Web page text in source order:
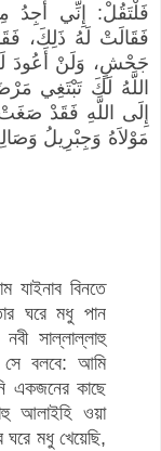
فَلْتَقُلْ: إِنِّي أَجِدُ
فَقَالَتْ لَهُ ذَلِكَ،
جَحْشٍ، وَلَنْ أَعُودَ
اللَّهُ لَكَ تَبْتَغِي
إِلَى اللَّهِ فَقَدْ
مَوْلاَهُ وَجِبْرِيلُ
যাইনাব বিনতে
ঘরে মধু পান
সাল্লাল্লাহু
সে বলবে: আমি
একজনের কাছে
আলাইহি ওয়া
মধু খেয়েছি,